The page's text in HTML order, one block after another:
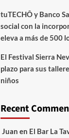
tuTECHÔ y Banco
social con la
eleva a más de 500
El Festival Sierra
plazo para sus
niños
Recent
Juan en El Bar La